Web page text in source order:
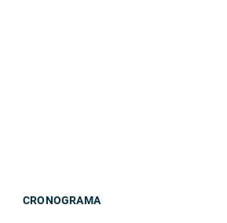
CRONOGRAMA